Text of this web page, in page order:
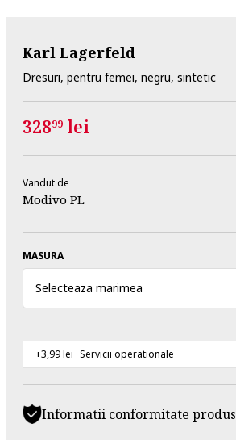
Karl Lagerfeld
Dresuri, pentru femei, negru, sintetic
32899 lei
Vandut de
Modivo PL
MASURA
Selecteaza marimea
+3,99 lei Servicii operationale
Informatii conformitate produs